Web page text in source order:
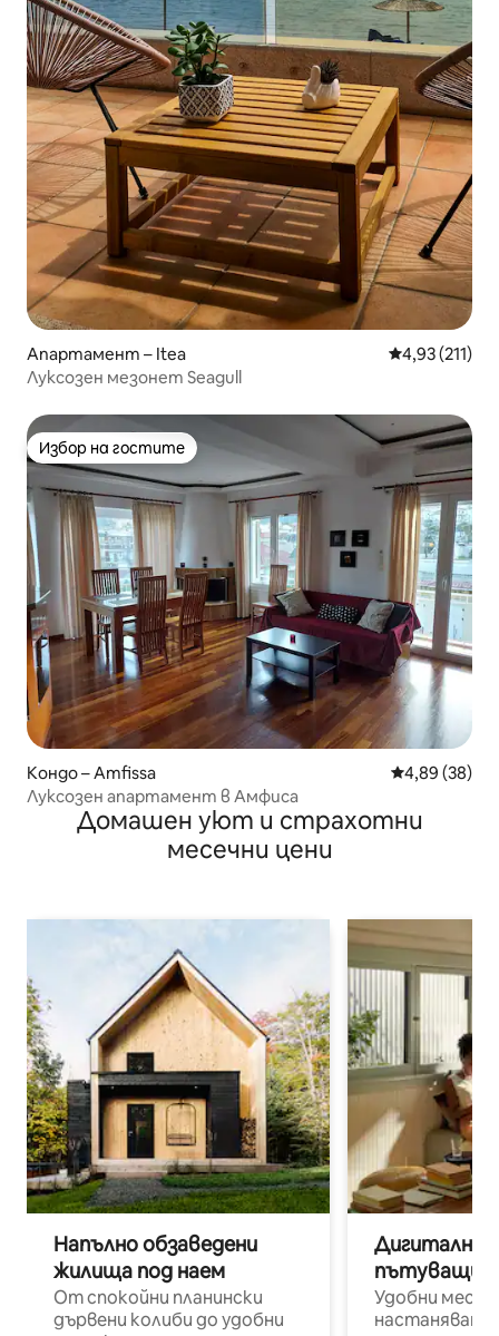
Апартамент – Itea Средна
4,93 (211)
Луксозен мезонет Seagull
Избор на гостите
Избор на гостите
Кондо – Amfissa Средна
4,89 (38)
Луксозен апартамент в Амфиса
Домашен уют и страхотни
месечни цени
Напълно обзаведени
жилища под наем
От спокойни планински
дървени колиби до удобни
Дигитални
пътуващи
Удобни
настаняване